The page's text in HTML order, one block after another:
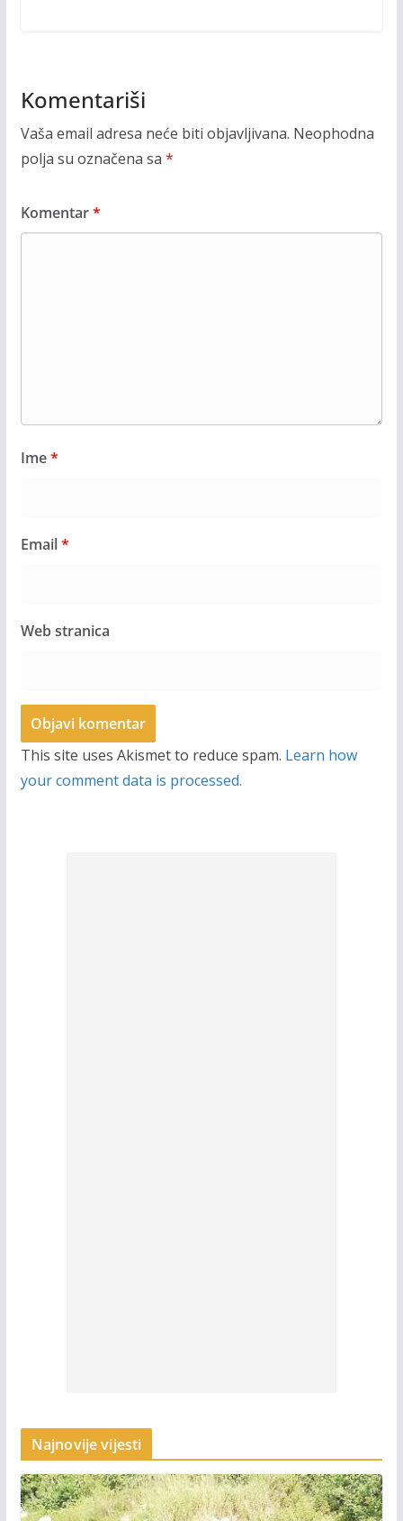
Komentariši
Vaša email adresa neće biti objavljivana. Neophodna
polja su označena sa *
Komentar*
Ime*
Email*
Web stranica
This site uses Akismet to reduce spam. Learn how
your comment data is processed.
Najnovije vijesti